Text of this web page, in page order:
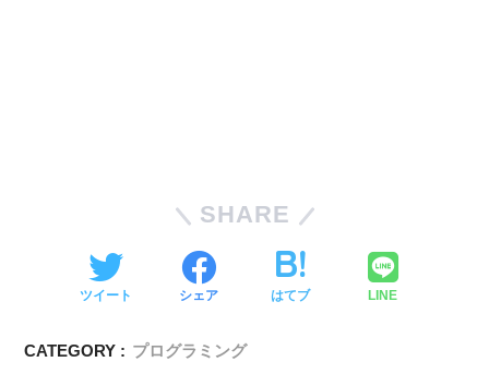
SHARE
ツイート シェア はてブ LINE
CATEGORY : プログラミング